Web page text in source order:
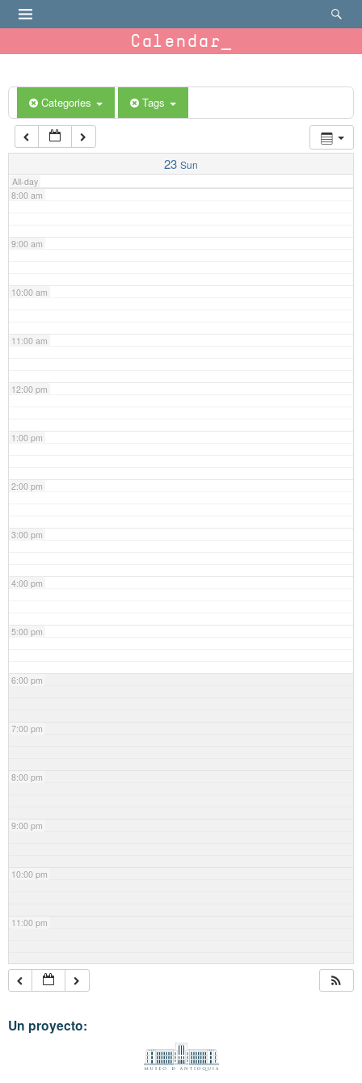
Calendar
Categories Tags
23 Sun
All-day
6:00 am
7:00 am
8:00 am
9:00 am
10:00 am
11:00 am
12:00 pm
1:00 pm
2:00 pm
3:00 pm
4:00 pm
5:00 pm
6:00 pm
7:00 pm
8:00 pm
9:00 pm
10:00 pm
11:00 pm
Un proyecto: